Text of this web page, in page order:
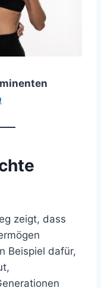
zeigt, dass
Beispiel dafür,